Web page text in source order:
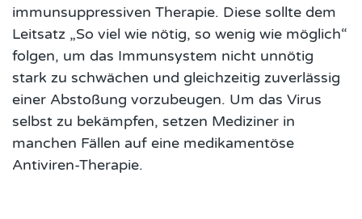
immunsuppressiven Therapie. Diese sollte dem
Leitsatz „So viel wie nötig, so wenig wie möglich“
folgen, um das Immunsystem nicht unnötig
stark zu schwächen und gleichzeitig zuverlässig
einer Abstoßung vorzubeugen. Um das Virus
selbst zu bekämpfen, setzen Mediziner in
manchen Fällen auf eine medikamentöse
Antiviren-Therapie.